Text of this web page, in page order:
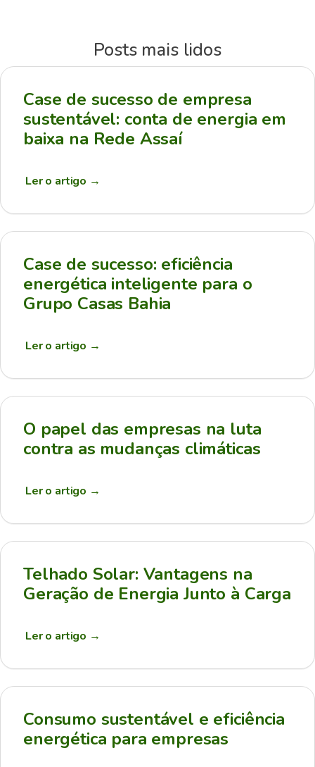
Posts mais lidos
Case de sucesso de empresa
sustentável: conta de energia em
baixa na Rede Assaí
Ler o artigo →
Case de sucesso: eficiência
energética inteligente para o
Grupo Casas Bahia
Ler o artigo →
O papel das empresas na luta
contra as mudanças climáticas
Ler o artigo →
Telhado Solar: Vantagens na
Geração de Energia Junto à Carga
Ler o artigo →
Consumo sustentável e eficiência
energética para empresas